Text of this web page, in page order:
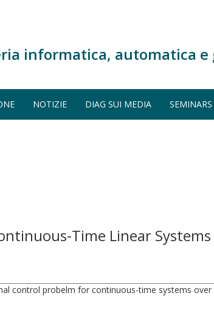
informatica, automatica e
NOTIZIE DIAG SUI MEDIA
Time Linear
control probelm for continuous-time systems over